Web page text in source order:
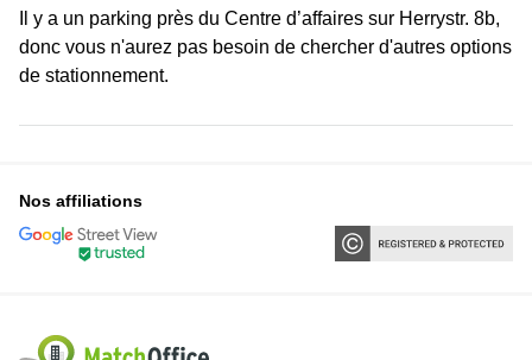
Il y a un parking près du Centre d’affaires sur Herrystr. 8b,
donc vous n'aurez pas besoin de chercher d'autres options
de stationnement.
Nos affiliations